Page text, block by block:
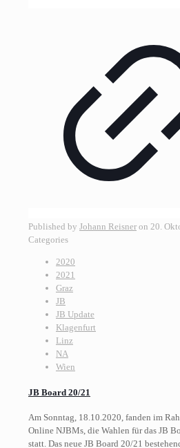
Published by Johann Reisner on 20.
Categories
2020
2021
Graz
JB
JB Update
Klagenfurt
Linz
NA
Wien
JB Board 20/21
Am Sonntag, 18.10.2020, fanden im
Online NJBMs, die Wahlen für das JB
statt. Das neue JB Board 20/21